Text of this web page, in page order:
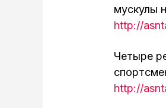
мускулы
http://
Четыре
http://